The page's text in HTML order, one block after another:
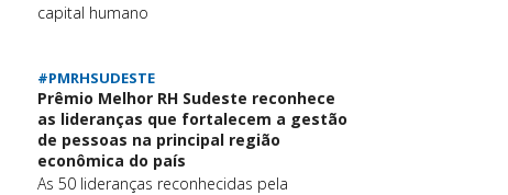
capital humano
#PMRHSUDESTE
Prêmio Melhor RH Sudeste reconhece
as lideranças que fortalecem a gestão
de pessoas na principal região
econômica do país
As 50 lideranças reconhecidas pela